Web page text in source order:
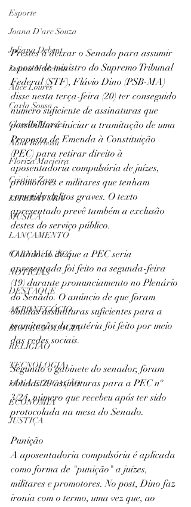
Esporte
Joana D'arc Souza
Juliana Debent
Luana Medeiros
Alice Loures
Carla Sousa
Claudio Moraes
Aline Barbosa
Floriza Macieira
Cristine Zago
LITERATURA
MÚSICA
LANÇAMENTO
CARNAVAL 2025
NOTÍCIAS
DESTAQUE
AGRONEGÓCIO
BIOTECNOLOGIA
RELIGIÃO
TECNOLOGIA
IA NA EDUCAÇÃO
ECONOMIA
JUSTIÇA
Prestes a deixar o Senado para assumir
o posto de ministro do Supremo Tribunal
Federal (STF), Flávio Dino (PSB-MA)
disse nesta terça-feira (20) ter conseguido
número suficiente de assinaturas que
possibilitará iniciar a tramitação de uma
Proposta de Emenda à Constituição
(PEC) para retirar direito à
aposentadoria compulsória de juízes,
promotores e militares que tenham
cometido delitos graves. O texto
apresentado prevê também a exclusão
destes do serviço público.
O anúncio de que a PEC seria
apresentada foi feito na segunda-feira
(19) durante pronunciamento no Plenário
do Senado. O anúncio de que foram
obtidas assinaturas suficientes para a
tramitação da matéria foi feito por meio
das redes sociais.
Segundo o gabinete do senador, foram
obtidas 29 assinaturas para a PEC nº
3/24, número que recebeu após ter sido
protocolada na mesa do Senado.
Punição
A aposentadoria compulsória é aplicada
como forma de "punição" a juízes,
militares e promotores. No post, Dino faz
ironia com o termo, uma vez que, ao